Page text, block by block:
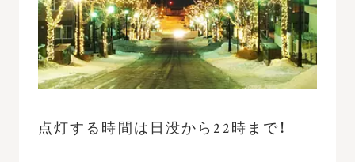
点灯する時間は日没から22時まで！